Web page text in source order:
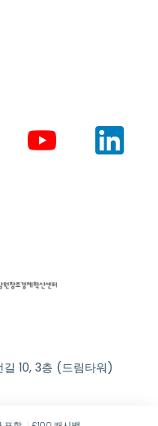
10, 3층 (드림타워)
reserved. 이용약관